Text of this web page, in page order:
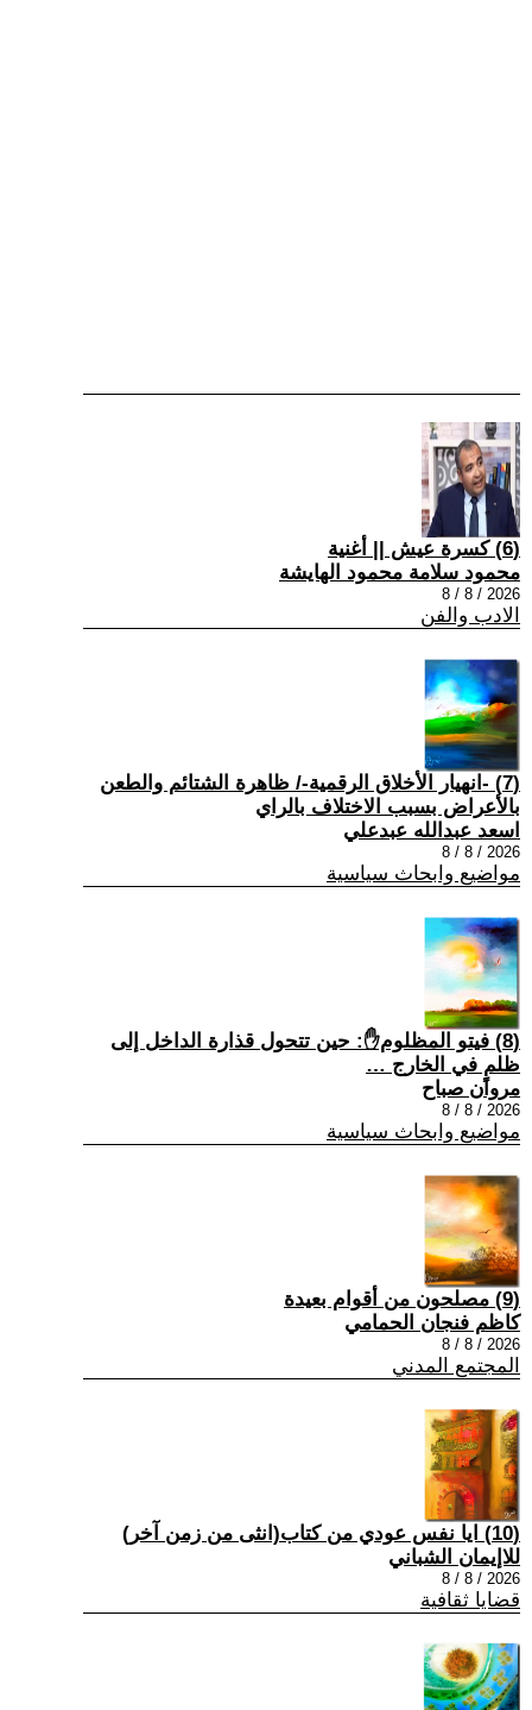
(6) كسرة عيش || أغنية
محمود سلامة محمود الهايشة
2026 / 8 / 8
الادب والفن
(7) -انهيار الأخلاق الرقمية-/ ظاهرة الشتائم والطعن
بالأعراض بسبب الاختلاف بالراي
اسعد عبدالله عبدعلي
2026 / 8 / 8
مواضيع وابحاث سياسية
(8) فيتو المظلوم✋: حين تتحول قذارة الداخل إلى
ظلمٍ في الخارج …
مروان صباح
2026 / 8 / 8
مواضيع وابحاث سياسية
(9) مصلحون من أقوام بعيدة
كاظم فنجان الحمامي
2026 / 8 / 8
المجتمع المدني
(10) ايا نفس عودي من كتاب(انثى من زمن آخر)
للاإيمان الشباني
2026 / 8 / 8
قضايا ثقافية